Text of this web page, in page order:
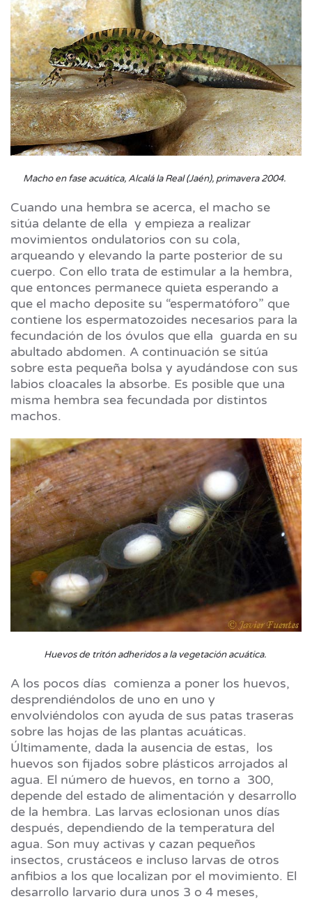
Macho en fase acuática, Alcalá la Real (Jaén), primavera 2004.
Cuando una hembra se acerca, el macho se
sitúa delante de ella y empieza a realizar
movimientos ondulatorios con su cola,
arqueando y elevando la parte posterior de su
cuerpo. Con ello trata de estimular a la hembra,
que entonces permanece quieta esperando a
que el macho deposite su “espermatóforo” que
contiene los espermatozoides necesarios para la
fecundación de los óvulos que ella guarda en su
abultado abdomen. A continuación se sitúa
sobre esta pequeña bolsa y ayudándose con sus
labios cloacales la absorbe. Es posible que una
misma hembra sea fecundada por distintos
machos.
Huevos de tritón adheridos a la vegetación acuática.
A los pocos días comienza a poner los huevos,
desprendiéndolos de uno en uno y
envolviéndolos con ayuda de sus patas traseras
sobre las hojas de las plantas acuáticas.
Últimamente, dada la ausencia de estas, los
huevos son fijados sobre plásticos arrojados al
agua. El número de huevos, en torno a 300,
depende del estado de alimentación y desarrollo
de la hembra. Las larvas eclosionan unos días
después, dependiendo de la temperatura del
agua. Son muy activas y cazan pequeños
insectos, crustáceos e incluso larvas de otros
anfibios a los que localizan por el movimiento. El
desarrollo larvario dura unos 3 o 4 meses,